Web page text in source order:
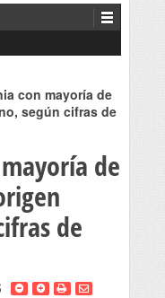
con mayoría de
según cifras de
de
de